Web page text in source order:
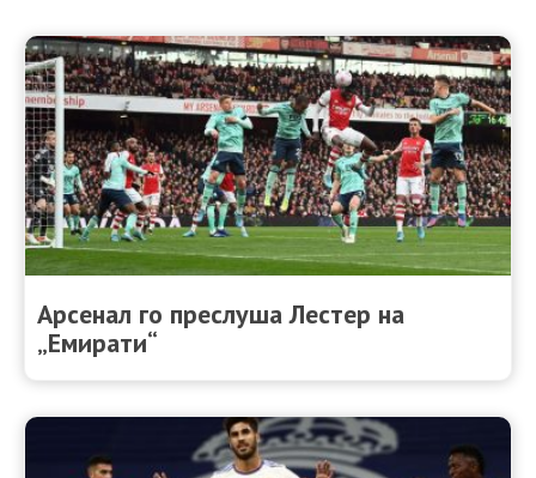
Арсенал го преслуша Лестер на
„Емирати“